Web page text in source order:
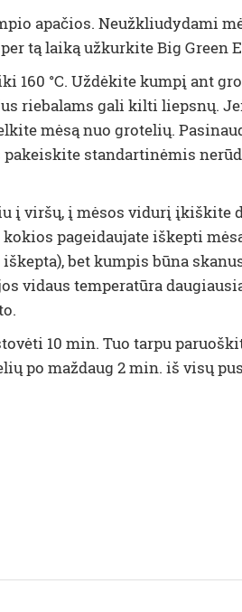
apačios.
tą laiką užkurkite Big Green
160 °C. Uždėkite kumpį ant
riebalams gali kilti liepsnų.
mėsą nuo grotelių.
standartinėmis
į viršų, į mėsos vidurį
pageidaujate iškepti
bet kumpis būna
vidaus temperatūra
10 min. Tuo tarpu
po maždaug 2 min. iš visų